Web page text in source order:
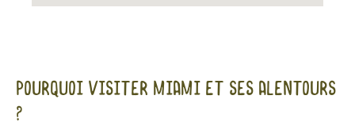
Pourquoi visiter Miami et ses alentours
?